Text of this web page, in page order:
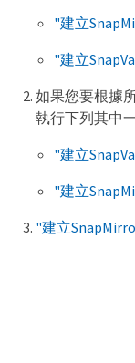
"建立
"建立
如果您要根據
執行下列其中
"建立
"建立
"建立